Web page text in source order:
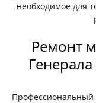
необходимое для
Ремонт
Профессиональный